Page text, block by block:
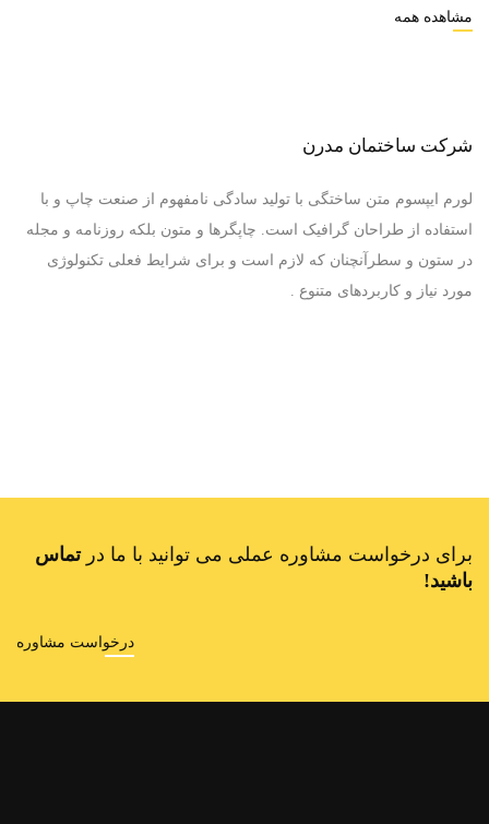
مشاهده همه
شرکت ساختمان مدرن
لورم ایپسوم متن ساختگی با تولید سادگی نامفهوم از صنعت چاپ و با
استفاده از طراحان گرافیک است. چاپگرها و متون بلکه روزنامه و مجله
در ستون و سطرآنچنان که لازم است و برای شرایط فعلی تکنولوژی
مورد نیاز و کاربردهای متنوع .
برای درخواست مشاوره عملی می توانید با ما درتماس
باشید!
درخواست مشاوره